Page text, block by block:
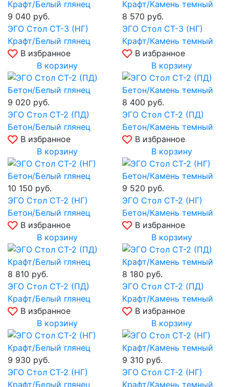
9 040 руб.
ЭГО Стол СТ-3 (НГ)
Крафт/Белый глянец
В избранное
В корзину
8 570 руб.
ЭГО Стол СТ-3 (НГ)
Крафт/Камень темный
В избранное
В корзину
9 020 руб.
ЭГО Стол СТ-2 (ПД)
Бетон/Белый глянец
В избранное
В корзину
8 400 руб.
ЭГО Стол СТ-2 (ПД)
Бетон/Камень темный
В избранное
В корзину
10 150 руб.
ЭГО Стол СТ-2 (НГ)
Бетон/Белый глянец
В избранное
В корзину
9 520 руб.
ЭГО Стол СТ-2 (НГ)
Бетон/Камень темный
В избранное
В корзину
8 810 руб.
ЭГО Стол СТ-2 (ПД)
Крафт/Белый глянец
В избранное
В корзину
8 180 руб.
ЭГО Стол СТ-2 (ПД)
Крафт/Камень темный
В избранное
В корзину
9 930 руб.
ЭГО Стол СТ-2 (НГ)
Крафт/Белый глянец
9 310 руб.
ЭГО Стол СТ-2 (НГ)
Крафт/Камень темный